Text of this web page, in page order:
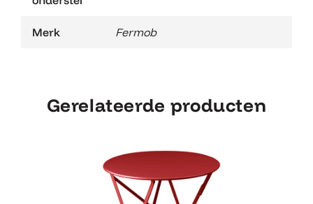
Merk Fermob
Gerelateerde producten